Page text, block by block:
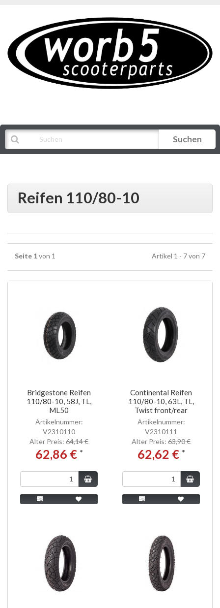
Suchen
Reifen 110/80-10
Seite 1von 1 Artikel 1 - 7 von 7
Bridgestone Reifen
110/80-10, 58J, TL,
ML50
Artikelnummer:
V2310110
Alter Preis: 64,14 €
62,86 € *
Continental Reifen
110/80-10, 63L, TL,
Twist front/rear
Artikelnummer:
V2310111
Alter Preis: 63,90 €
62,62 € *